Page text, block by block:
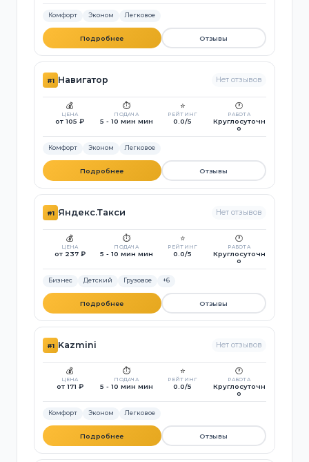
Комфорт Эконом Легковое
Подробнее Отзывы
#1 Навигатор Нет отзывов
💰
ЦЕНА
от 105 ₽
⏱️
ПОДАЧА
5 - 10 мин мин
⭐
РЕЙТИНГ
0.0/5
🕐
РАБОТА
Круглосуточн
о
Комфорт Эконом Легковое
Подробнее Отзывы
#1 Яндекс.Такси Нет отзывов
💰
ЦЕНА
от 237 ₽
⏱️
ПОДАЧА
5 - 10 мин мин
⭐
РЕЙТИНГ
0.0/5
🕐
РАБОТА
Круглосуточн
о
Бизнес Детский Грузовое +6
Подробнее Отзывы
#1 Kazmini Нет отзывов
💰
ЦЕНА
от 171 ₽
⏱️
ПОДАЧА
5 - 10 мин мин
⭐
РЕЙТИНГ
0.0/5
🕐
РАБОТА
Круглосуточн
о
Комфорт Эконом Легковое
Подробнее Отзывы